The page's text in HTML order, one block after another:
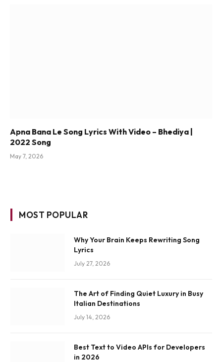
Apna Bana Le Song Lyrics With Video – Bhediya |
2022 Song
May 7, 2026
MOST POPULAR
Why Your Brain Keeps Rewriting Song
Lyrics
July 27, 2026
The Art of Finding Quiet Luxury in Busy
Italian Destinations
July 14, 2026
Best Text to Video APIs for Developers
in 2026